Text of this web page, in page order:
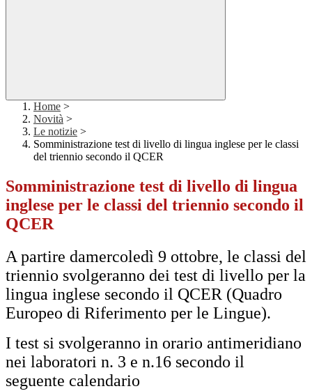
Home >
Novità >
Le notizie >
Somministrazione test di livello di lingua inglese per le classi
del triennio secondo il QCER
Somministrazione test di livello di lingua
inglese per le classi del triennio secondo il
QCER
A partire damercoledì 9 ottobre, le classi del
triennio svolgeranno dei test di livello per la
lingua inglese secondo il QCER (Quadro
Europeo di Riferimento per le Lingue).
I test si svolgeranno in orario antimeridiano
nei laboratori n. 3 e n.16 secondo il
seguente calendario